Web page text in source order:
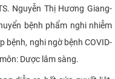
Nguyễn Thị Hương Giang-
bệnh phẩm nghi nhiễm
bệnh, nghi ngờ bệnh COVID-
Dược lâm sàng.